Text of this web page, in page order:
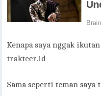
Kenapa saya nggak
trakteer.id
Sama seperti teman saya